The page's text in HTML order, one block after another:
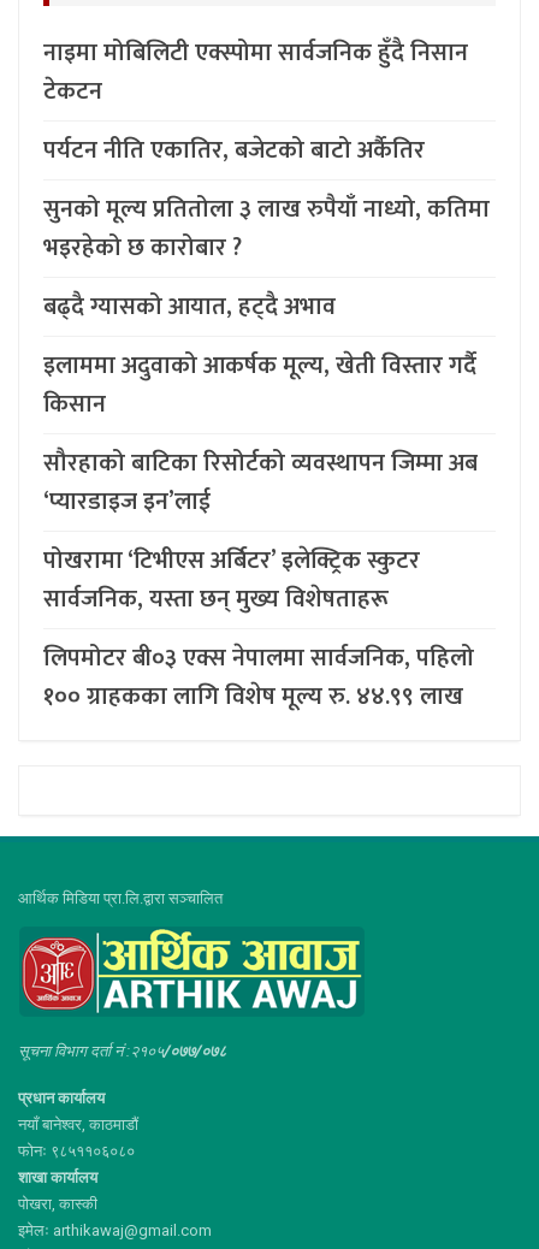
नाइमा मोबिलिटी एक्स्पोमा सार्वजनिक हुँदै निसान
टेकटन
पर्यटन नीति एकातिर, बजेटको बाटो अर्कैतिर
सुनको मूल्य प्रतितोला ३ लाख रुपैयाँ नाध्यो, कतिमा
भइरहेको छ कारोबार ?
बढ्दै ग्यासको आयात, हट्दै अभाव
इलाममा अदुवाको आकर्षक मूल्य, खेती विस्तार गर्दै
किसान
सौरहाको बाटिका रिसोर्टको व्यवस्थापन जिम्मा अब
‘प्यारडाइज इन’लाई
पोखरामा ‘टिभीएस अर्बिटर’ इलेक्ट्रिक स्कुटर
सार्वजनिक, यस्ता छन् मुख्य विशेषताहरू
लिपमोटर बी०३ एक्स नेपालमा सार्वजनिक, पहिलो
१०० ग्राहकका लागि विशेष मूल्य रु. ४४.९९ लाख
आर्थिक मिडिया प्रा.लि.द्वारा सञ्चालित
सूचना विभाग दर्ता नं :२१०५/०७७/०७८
प्रधान कार्यालय
नयाँ बानेश्वर, काठमाडौं
फोनः ९८५११०६०८०
शाखा कार्यालय
पोखरा, कास्की
इमेलः arthikawaj@gmail.com